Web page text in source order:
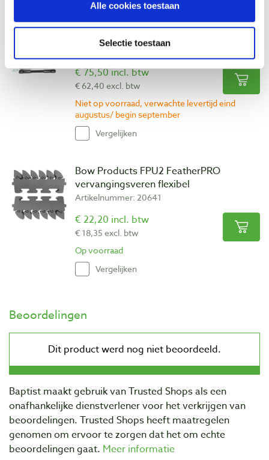
Alle cookies toestaan
Selectie toestaan
Bow Products FP3 FeatherDUO dubbele
veerdrukblokset
Artikelnummer: 20639
€ 75,50 incl. btw
€ 62,40 excl. btw
Niet op voorraad, verwachte levertijd eind
augustus/ begin september
Vergelijken
Bow Products FPU2 FeatherPRO
vervangingsveren flexibel
Artikelnummer: 20641
€ 22,20 incl. btw
€ 18,35 excl. btw
Op voorraad
Vergelijken
Beoordelingen
Baptist maakt gebruik van Trusted Shops als een
onafhankelijke dienstverlener voor het verkrijgen van
beoordelingen. Trusted Shops heeft maatregelen
genomen om ervoor te zorgen dat het om echte
beoordelingen gaat. Meer informatie